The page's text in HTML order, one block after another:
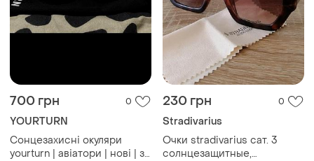
700 грн 0
YOURTURN
Сонцезахисні окуляри
yourturn | авіатори | нові | з
230 грн 0
Stradivarius
Очки stradivarius сат. 3
солнцезащитные,